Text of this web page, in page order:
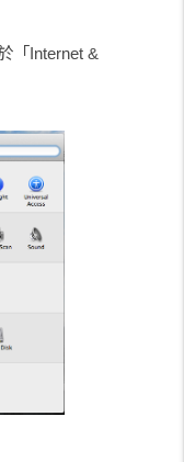
「Internet &